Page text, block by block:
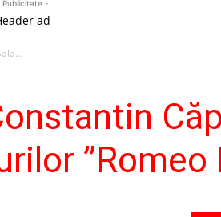
Publicitate -
ad
”Romeo